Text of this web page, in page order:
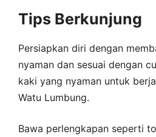
Tips Berkunjung
Persiapkan diri dengan
nyaman dan sesuai dengan
kaki yang nyaman untuk
Watu Lumbung.
Bawa perlengkapan seperti